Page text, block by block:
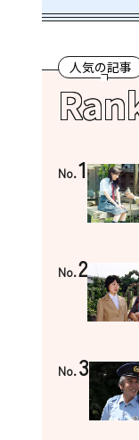
人気の記事
No.1
No.2
No.3